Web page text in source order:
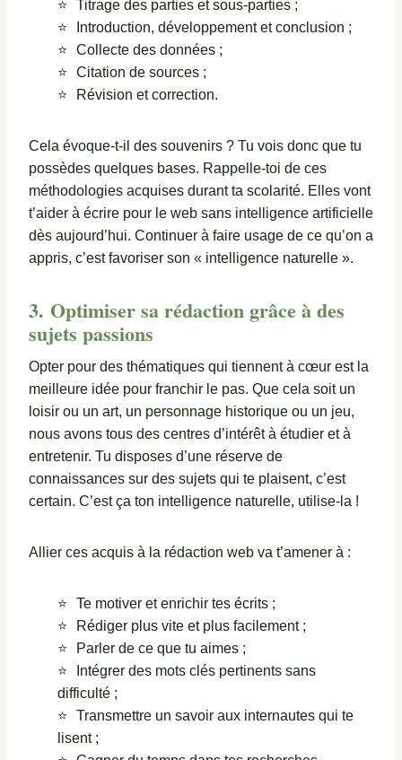
Titrage des parties et sous-parties ;
Introduction, développement et conclusion ;
Collecte des données ;
Citation de sources ;
Révision et correction.
Cela évoque-t-il des souvenirs ? Tu vois donc que tu
possèdes quelques bases. Rappelle-toi de ces
méthodologies acquises durant ta scolarité. Elles vont
t’aider à écrire pour le web sans intelligence artificielle
dès aujourd’hui. Continuer à faire usage de ce qu’on a
appris, c’est favoriser son « intelligence naturelle ».
3. Optimiser sa rédaction grâce à des
sujets passions
Opter pour des thématiques qui tiennent à cœur est la
meilleure idée pour franchir le pas. Que cela soit un
loisir ou un art, un personnage historique ou un jeu,
nous avons tous des centres d’intérêt à étudier et à
entretenir. Tu disposes d’une réserve de
connaissances sur des sujets qui te plaisent, c’est
certain. C’est ça ton intelligence naturelle, utilise-la !
Allier ces acquis à la rédaction web va t’amener à :
Te motiver et enrichir tes écrits ;
Rédiger plus vite et plus facilement ;
Parler de ce que tu aimes ;
Intégrer des mots clés pertinents sans
difficulté ;
Transmettre un savoir aux internautes qui te
lisent ;